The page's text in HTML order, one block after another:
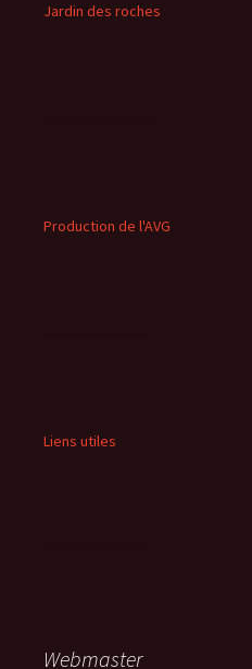
Jardin des roches
Production de l'AVG
Liens utiles
Webmaster